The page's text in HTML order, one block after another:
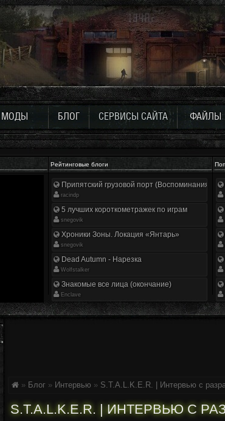
МОДЫ БЛОГ СЕРВИСЫ САЙТА ФАЙЛЫ
Рейтинговые блоги
Припятский грузовой порт (Воспоминания
racindp
5 лучших короткометражек по играм
snegovik
Хроники Зоны. Локация «Янтарь»
snegovik
Dead Autumn - Нарезка
Wolfstalker
Знакомые все лица (окончание)
Enclave
» Блог » Интервью » S.T.A.L.K.E.R. | Интервью с
S.T.A.L.K.E.R. | ИНТЕРВЬЮ С